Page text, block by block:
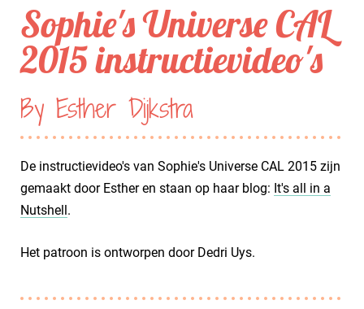
Sophie's Universe CAL
2015 instructievideo's
By Esther Dijkstra
De instructievideo's van Sophie's Universe CAL 2015 zijn
gemaakt door Esther en staan op haar blog: It's all in a
Nutshell.
Het patroon is ontworpen door Dedri Uys.